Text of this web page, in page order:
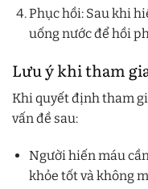
Phục hồi: Sau khi
uống nước để hồi
Lưu ý khi tham
Khi quyết định tham
vấn đề sau:
Người hiến máu
khỏe tốt và không